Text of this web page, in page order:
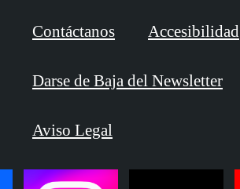
Contáctanos Accesibilidad
Darse de Baja del Newsletter
Aviso Legal